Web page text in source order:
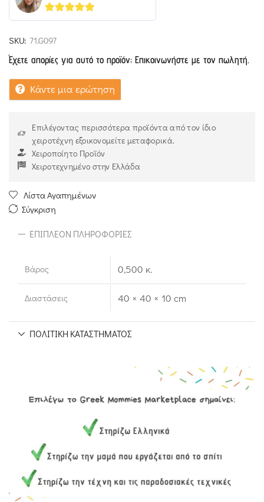
5out of 5
SKU: 71.G097
Έχετε απορίες για αυτό το προϊόν; Επικοινωνήστε με τον πωλητή.
Κάντε μια ερώτηση
Επιλέγοντας περισσότερα προϊόντα από τον ίδιο
χειροτέχνη εξοικονομείτε μεταφορικά.
Χειροποίητο Προϊόν
Χειροτεχνημένο στην Ελλάδα
Λίστα Αγαπημένων
Σύγκριση
ΕΠΙΠΛΈΟΝ ΠΛΗΡΟΦΟΡΊΕΣ
Βάρος 0,500 κ.
Διαστάσεις 40 × 40 × 10 cm
ΠΟΛΙΤΙΚΉ ΚΑΤΑΣΤΉΜΑΤΟΣ